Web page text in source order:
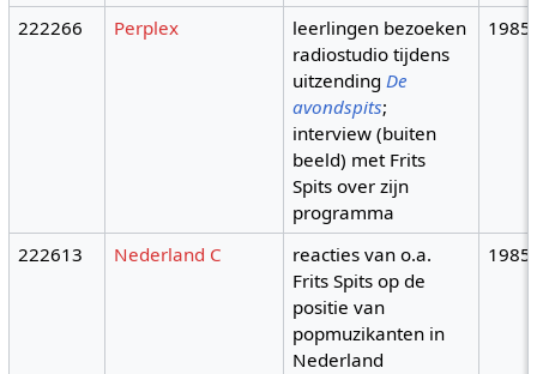
222266 Perplex
leerlingen bezoeken
radiostudio tijdens
uitzendingDe
avondspits;
interview (buiten
beeld) met Frits
Spits over zijn
programma
1985
222613 Nederland C
reacties van o.a.
Frits Spits op de
positie van
popmuzikanten in
Nederland
1985